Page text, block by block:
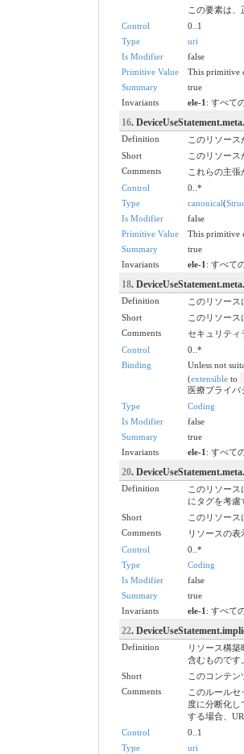
この要素は
Control
0..1
Type
uri
Is Modifier
false
Primitive Value
This primitive
Summary
true
Invariants
ele-1 : すべて
16.
Definition このリソース
Short
このリソー
Comments
これらの主
Control
0..*
Type
canonical(
Is Modifier
false
Primitive Value
This primitive
Summary
true
Invariants
ele-1 : すべて
18.
Definition
このリソー
Short
このリソー
Comments
セキュリティ
Control
0..*
Binding
Unless not
(extensibleto
医療プライバ
Type
Coding
Is Modifier
false
Summary
true
Invariants
ele-1 : すべて
20.
Definition
このリソー
にタグを考慮
Short
このリソー
Comments
リソースの
Control
0..*
Type
Coding
Is Modifier
false
Summary
true
Invariants
ele-1 : すべて
22.
Definition
リソース構
含むものです。
Short
このコンテン
Comments
このルール
度に分断化し
する場合、
Control
0..1
Type
uri